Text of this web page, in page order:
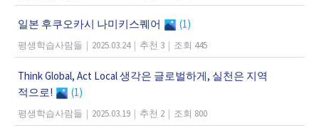
일본 후쿠오카시 나미키스퀘어 (1)
평생학습사람들 | 2025.03.24 | 추천 3 | 조회 445
Think Global, Act Local 생각은 글로벌하게, 실천은 지역
적으로!
(1)
평생학습사람들 | 2025.03.19 | 추천 2 | 조회 800